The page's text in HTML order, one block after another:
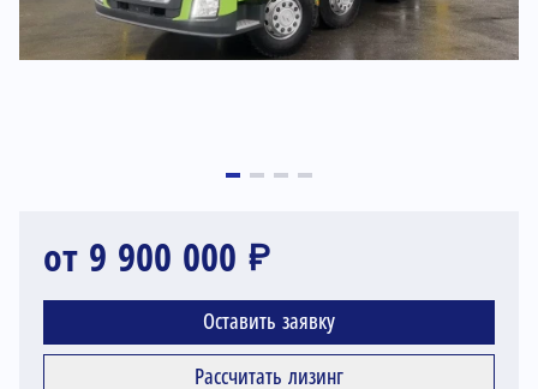
от 9 900 000 ₽
Оставить заявку
Рассчитать лизинг